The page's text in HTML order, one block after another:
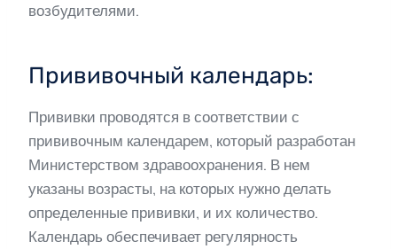
возбудителями.
Прививочный календарь:
Прививки проводятся в соответствии с
прививочным календарем, который разработан
Министерством здравоохранения. В нем
указаны возрасты, на которых нужно делать
определенные прививки, и их количество.
Календарь обеспечивает регулярность